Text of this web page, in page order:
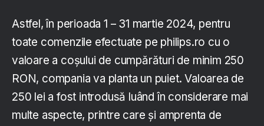
Astfel, în perioada 1 – 31 martie 2024, pentru
toate comenzile efectuate pe philips.ro cu o
valoare a coșului de cumpărături de minim 250
RON, compania va planta un puiet. Valoarea de
250 lei a fost introdusă luând în considerare mai
multe aspecte, printre care și amprenta de